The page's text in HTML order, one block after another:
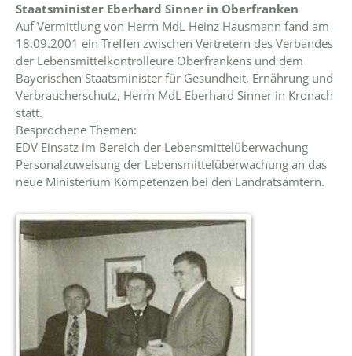
Staatsminister Eberhard Sinner in Oberfranken
Auf Vermittlung von Herrn MdL Heinz Hausmann fand am
18.09.2001 ein Treffen zwischen Vertretern des Verbandes
der Lebensmittelkontrolleure Oberfrankens und dem
Bayerischen Staatsminister für Gesundheit, Ernährung und
Verbraucherschutz, Herrn MdL Eberhard Sinner in Kronach
statt.
Besprochene Themen:
EDV Einsatz im Bereich der Lebensmittelüberwachung
Personalzuweisung der Lebensmittelüberwachung an das
neue Ministerium Kompetenzen bei den Landratsämtern.